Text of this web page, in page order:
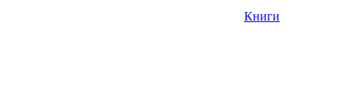
Книги